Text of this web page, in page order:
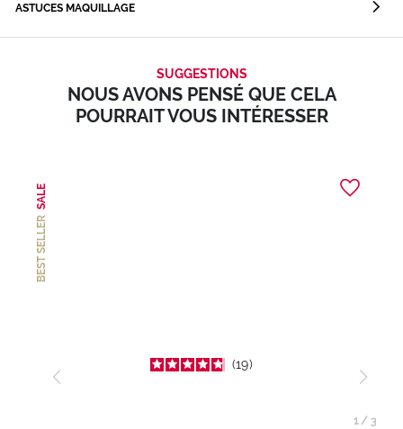
ASTUCES MAQUILLAGE
SUGGESTIONS
NOUS AVONS PENSÉ QUE CELA
POURRAIT VOUS INTÉRESSER
BEST SELLER
SALE
19
1/ 3